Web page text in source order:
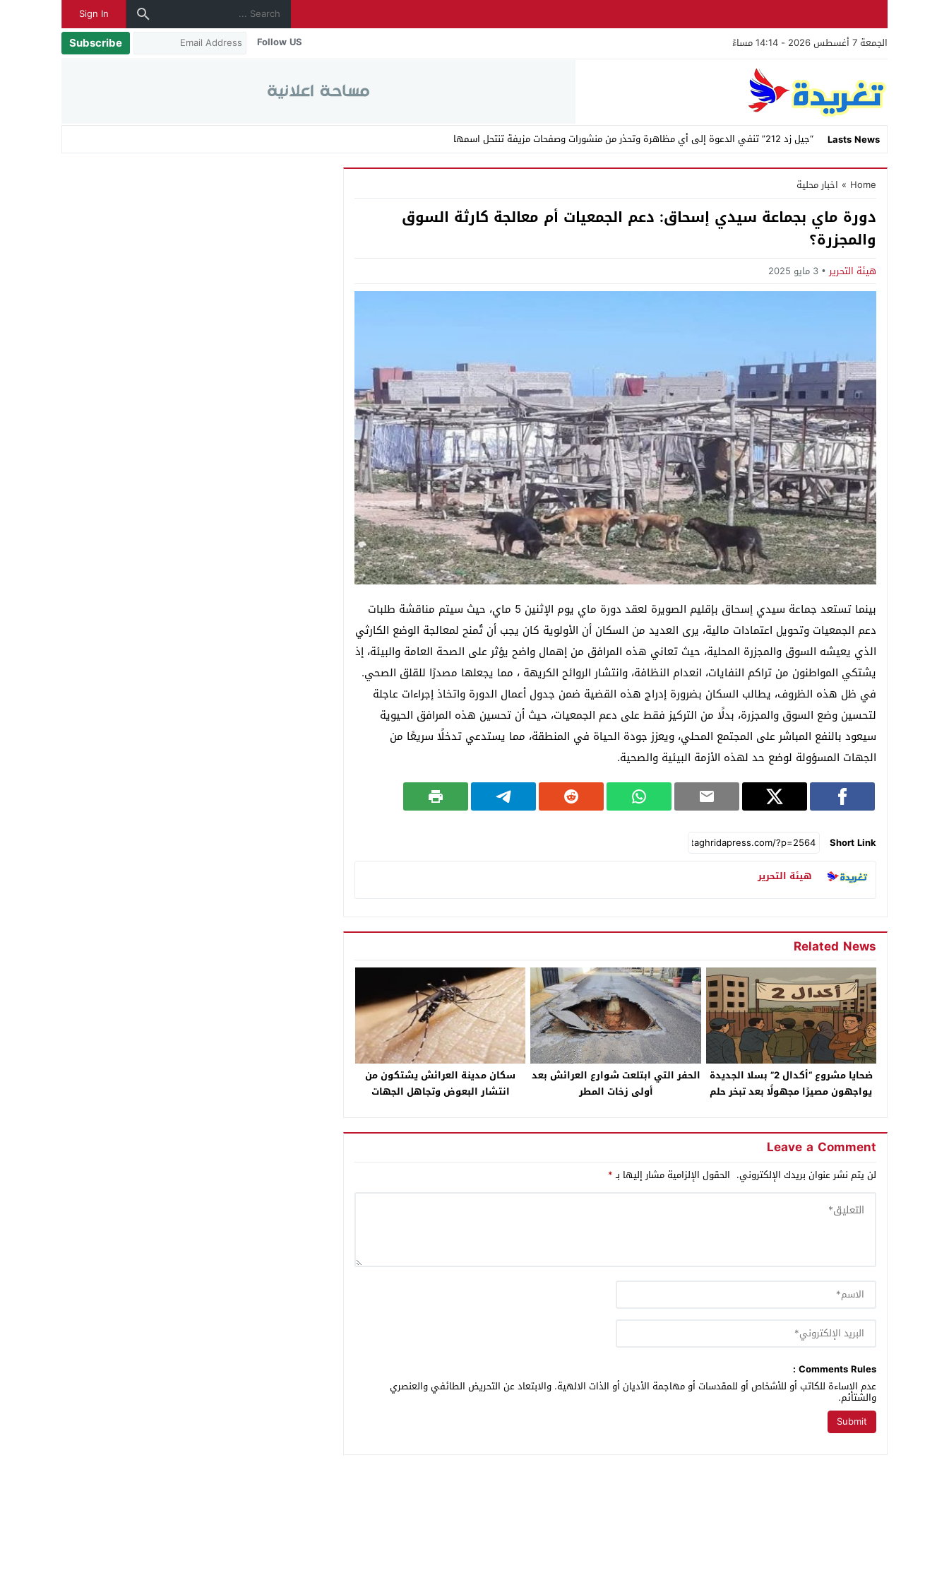
Sign In
الجمعة 7 أغسطس 2026 - 14:14 مساءً
Follow US
Subscribe
Lasts News
“جيل زد 212” تنفي الدعوة إلى أي مظاهرة وتحذر من منشورات وصفحات مزيفة تنتحل اسمها
Stop
Previous
Next
Home
» اخبار محلية
دورة ماي بجماعة سيدي إسحاق: دعم الجمعيات أم معالجة كارثة السوق
والمجزرة؟
هيئة التحرير 3 مايو 2025
بينما تستعد جماعة سيدي إسحاق بإقليم الصويرة لعقد دورة ماي يوم الإثنين 5 ماي، حيث سيتم مناقشة طلبات
دعم الجمعيات وتحويل اعتمادات مالية، يرى العديد من السكان أن الأولوية كان يجب أن تُمنح لمعالجة الوضع الكارثي
الذي يعيشه السوق والمجزرة المحلية، حيث تعاني هذه المرافق من إهمال واضح يؤثر على الصحة العامة والبيئة، إذ
يشتكي المواطنون من تراكم النفايات، انعدام النظافة، وانتشار الروائح الكريهة ، مما يجعلها مصدرًا للقلق الصحي.
في ظل هذه الظروف، يطالب السكان بضرورة إدراج هذه القضية ضمن جدول أعمال الدورة واتخاذ إجراءات عاجلة
لتحسين وضع السوق والمجزرة، بدلًا من التركيز فقط على دعم الجمعيات، حيث أن تحسين هذه المرافق الحيوية
سيعود بالنفع المباشر على المجتمع المحلي، ويعزز جودة الحياة في المنطقة، مما يستدعي تدخلًا سريعًا من
الجهات المسؤولة لوضع حد لهذه الأزمة البيئية والصحية.
Short Link
هيئة التحرير
Related News
ضحايا مشروع “أكدال 2” بسلا الجديدة
يواجهون مصيرًا مجهولًا بعد تبخر حلم
الحفر التي ابتلعت شوارع العرائش بعد
أولى زخات المطر
سكان مدينة العرائش يشتكون من
انتشار البعوض وتجاهل الجهات
Leave a Comment
لن يتم نشر عنوان بريدك الإلكتروني. الحقول الإلزامية مشار إليها بـ*
Comments Rules :
عدم الإساءة للكاتب أو للأشخاص أو للمقدسات أو مهاجمة الأديان أو الذات الالهية. والابتعاد عن التحريض الطائفي والعنصري
والشتائم.